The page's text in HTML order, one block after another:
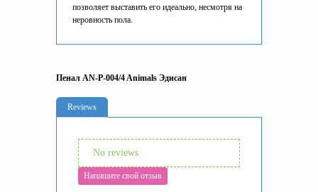
позволяет выставить его идеально, несмотря на
неровность пола.
Пенал AN-P-004/4 Animals Эдисан
Reviews
No reviews
Напишите свой отзыв